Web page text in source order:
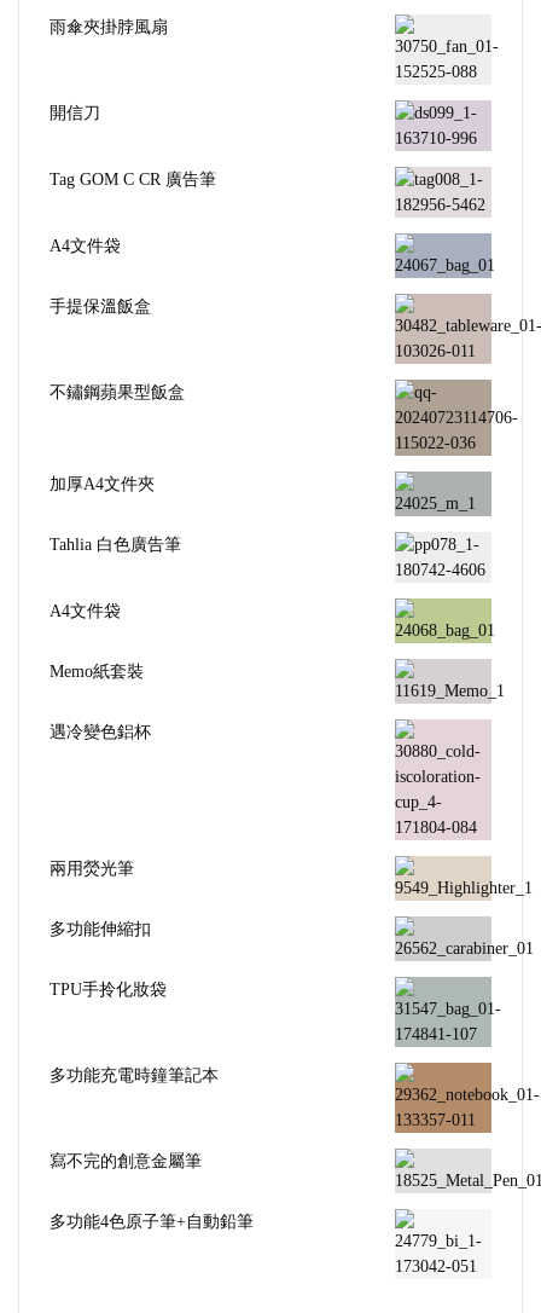
雨傘夾掛脖風扇
開信刀
Tag GOM C CR 廣告筆
A4文件袋
手提保溫飯盒
不鏽鋼蘋果型飯盒
加厚A4文件夾
Tahlia 白色廣告筆
A4文件袋
Memo紙套裝
遇冷變色鋁杯
兩用熒光筆
多功能伸縮扣
TPU手拎化妝袋
多功能充電時鐘筆記本
寫不完的創意金屬筆
多功能4色原子筆+自動鉛筆